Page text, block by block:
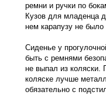
ремни и ручки по
Кузов для младенца
нем карапузу не
Сиденье у
быть с ремнями
не выпал из коляски.
коляске лучше
обязательно с